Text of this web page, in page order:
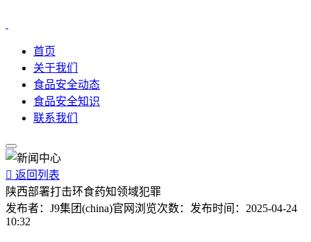
首页
关于我们
食品安全动态
食品安全知识
联系我们
 返回列表
陕西部署打击环食药知领域犯罪
发布者： J9集团(china)官网 浏览次数： 发布时间： 2025-04-24
10:32